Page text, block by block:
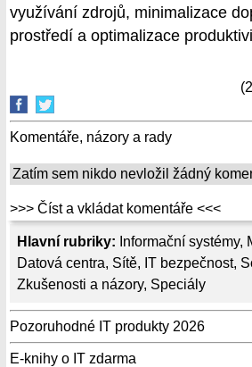
Hlavní rubriky: Informační systémy,
Datová centra, Sítě, IT bezpečnost,
Zkušenosti a názory, Speciály
Pozoruhodné IT produkty 2026
E-knihy o IT zdarma
využívání zdrojů, minimalizace
prostředí a optimalizace
Komentáře, názory a rady
Zatím sem nikdo nevložil žádný
>>> Číst a vkládat komentáře <<<